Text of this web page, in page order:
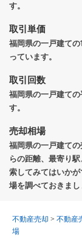
す。
取引単価
福岡県の一戸建ての
っています。
取引回数
福岡県の一戸建て
す。
売却相場
福岡県の一戸建て
らの距離、最寄り
索してみてはいか
場を調べておきまし
不動産売却 > 不動産
場